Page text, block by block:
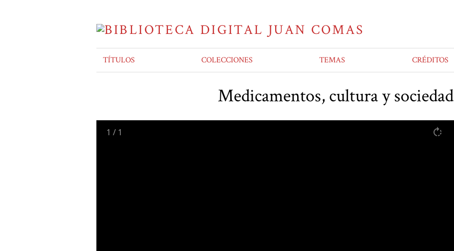
TÍTULOS COLECCIONES TEMAS CRÉDITOS
Medicamentos, cultura y sociedad
1 / 1